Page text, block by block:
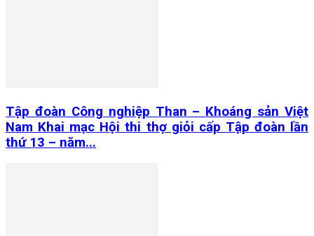
Tập đoàn Công nghiệp Than – Khoáng sản Việt
Nam Khai mạc Hội thi thợ giỏi cấp Tập đoàn lần
thứ 13 – năm...